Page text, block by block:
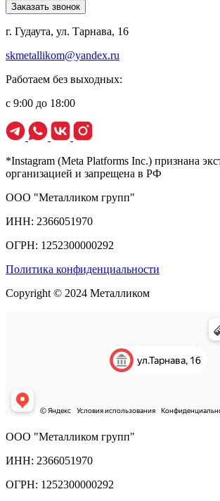
Заказать звонок
г. Гудаута, ул. Тарнава, 16
skmetallikom@yandex.ru
Работаем без выходных:
с 9:00 до 18:00
*Instagram (Meta Platforms Inc.) признана
организацией и запрещена в РФ
ООО "Металликом групп"
ИНН: 2366051970
ОГРН: 1252300000292
Политика конфиденциальности
Copyright © 2024 Металликом
ООО "Металликом групп"
ИНН: 2366051970
ОГРН: 1252300000292